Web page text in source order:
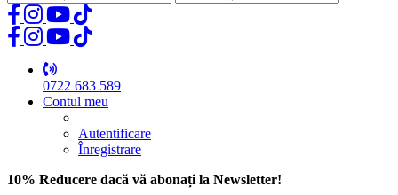
0722 683 589
Contul meu
Autentificare
Înregistrare
10% Reducere dacă vă abonați la Newsletter!